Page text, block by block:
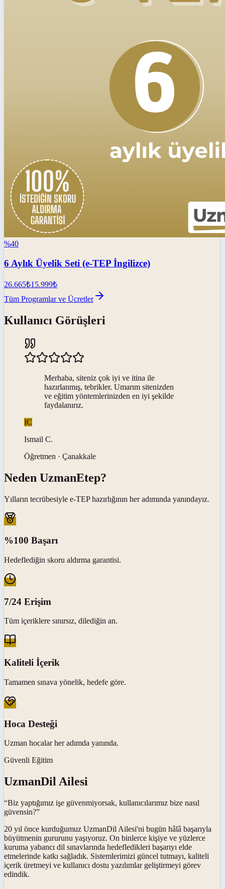
%40
6 Aylık Üyelik Seti (e-TEP İngilizce)
26.665₺15.999₺
Tüm Programlar ve Ücretler
Kullanıcı Görüşleri
Merhaba, siteniz çok iyi ve itina ile
hazırlanmış, tebrikler. Umarım sitenizden
ve eğitim yöntemlerinizden en iyi şekilde
faydalanırız.
IC
Ismail C.
Öğretmen · Çanakkale
Neden UzmanEtep?
Yılların tecrübesiyle e-TEPhazırlığının her adımında yanındayız.
%100 Başarı
Hedeflediğin skoru aldırma garantisi.
7/24 Erişim
Tüm içeriklere sınırsız, dilediğin an.
Kaliteli İçerik
Tamamen sınava yönelik, hedefe göre.
Hoca Desteği
Uzman hocalar her adımda yanında.
Güvenli Eğitim
UzmanDil Ailesi
“Biz yaptığımız işe güvenmiyorsak, kullanıcılarımız bize nasıl
güvensin?”
20 yıl önce kurduğumuz UzmanDil Ailesi'ni bugün hâlâ başarıyla
büyütmenin gururunu yaşıyoruz. On binlerce kişiye ve yüzlerce
kuruma yabancı dil sınavlarında hedefledikleri başarıyı elde
etmelerinde katkı sağladık. Sistemlerimizi güncel tutmayı, kaliteli
içerik üretmeyi ve kullanıcı dostu yazılımlar geliştirmeyi görev
edindik.